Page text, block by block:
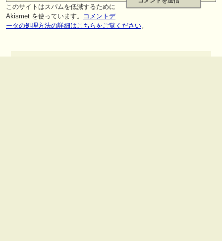
このサイトはスパムを低減するために
Akismet を使っています。
コメントデ
ータの処理方法の詳細はこちらをご覧ください。